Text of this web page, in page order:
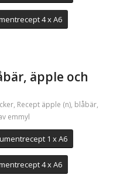
4 x A6
äpple och
, Recept äpple (n), blåbär,
emmyl
1 x A6
4 x A6